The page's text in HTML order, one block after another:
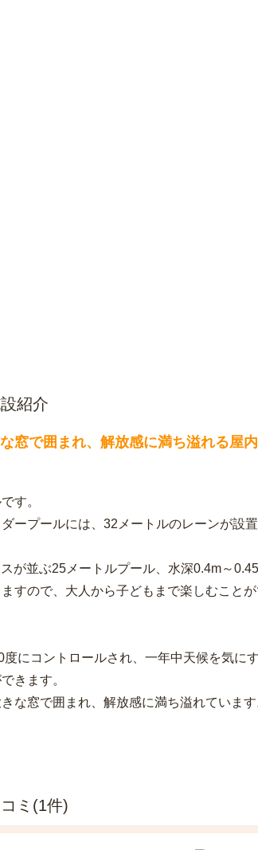
紹介
窓で囲まれ、解放感に満ち溢れる屋
す。
ープールには、32メートルのレーンが設
が並ぶ25メートルプール、水深0.4m～
すので、大人から子どもまで楽しむことが
にコントロールされ、一年中天候を気に
きます。
な窓で囲まれ、解放感に満ち溢れています
ミ(1件)